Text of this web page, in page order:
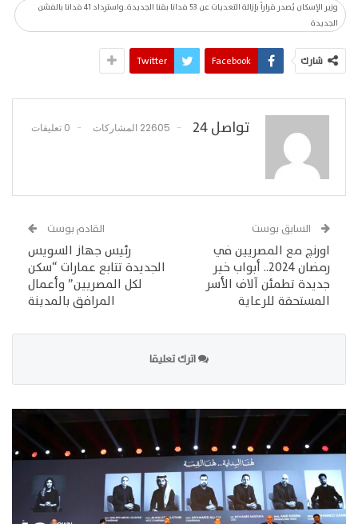
وزير الإسكان يُصدر قراراً بإزالة التعديات عن 53 فدانا بقنا الجديدة..واسترداد 41 فدانا بالفشن
الجديدة
شارك Facebook
Twitter
تواصل 24 22605 المشاركات 0 تعليقات
السابق بوست
اورنچ مع المصريين في
رمضان 2024.. أبواب خير
جديدة تطمئن آلاف الأسر
المستحقة للرعاية
القادم بوست
رئيس جهاز السويس
الجديدة تتابع عمارات “سكن
لكل المصريين” وأعمال
المرافق بالمدينة
اترك تعليقا